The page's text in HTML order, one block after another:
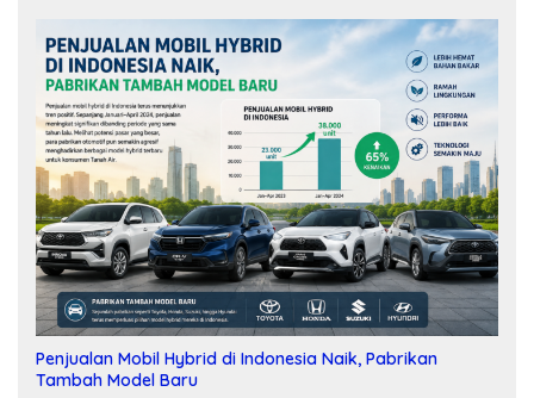
Penjualan Mobil Hybrid di Indonesia Naik, Pabrikan
Tambah Model Baru